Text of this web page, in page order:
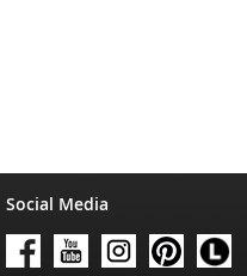
Social Media